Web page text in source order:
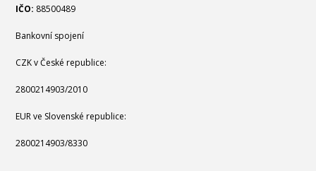
IČO: 88500489
Bankovní spojení
CZK v České republice:
2800214903/2010
EUR ve Slovenské republice:
2800214903/8330